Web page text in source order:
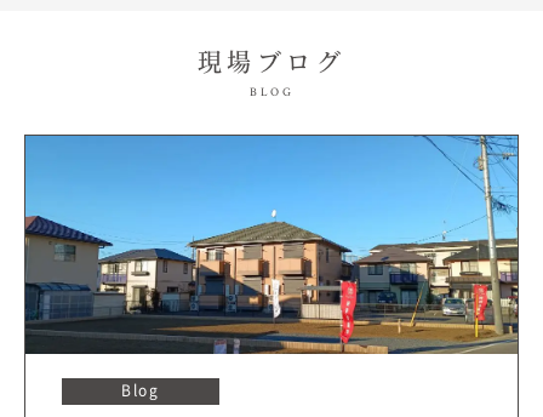
現場ブログ
BLOG
Blog